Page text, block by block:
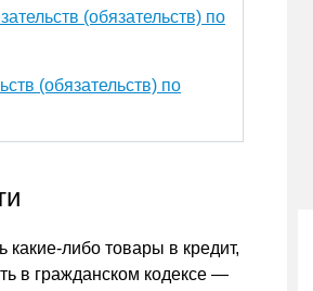
(обязательств) по
(обязательств) по
либо товары в кредит,
в гражданском кодексе —